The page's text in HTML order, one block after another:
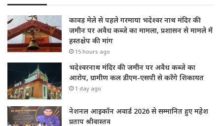
कावड़ मेले से पहले गरमाया भदेश्वर नाथ मंदिर की
जमीन पर अवैध कब्जे का मामला, प्रशासन से मामले में
हस्तक्षेप की मांग
15 hours ago
भदेश्वरनाथ मंदिर की जमीन पर अवैध कब्जे का
आरोप, ग्रामीण कल डीएम-एसपी से करेंगे शिकायत
1 day ago
नेशनल आइकॉन अवार्ड 2026 से सम्मानित हुए महेश
प्रताप श्रीवास्तव